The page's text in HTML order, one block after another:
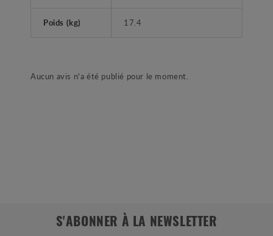
Poids (kg) 17.4
Aucun avis n'a été publié pour le moment.
S'ABONNER À LA NEWSLETTER